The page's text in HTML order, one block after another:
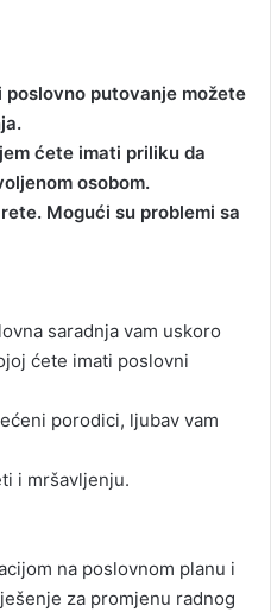
putovanje možete
ćete imati priliku da
osobom.
Mogući su problemi sa
saradnja vam uskoro
ćete imati poslovni
porodici, ljubav vam
i mršavljenju.
na poslovnom planu i
za promjenu radnog